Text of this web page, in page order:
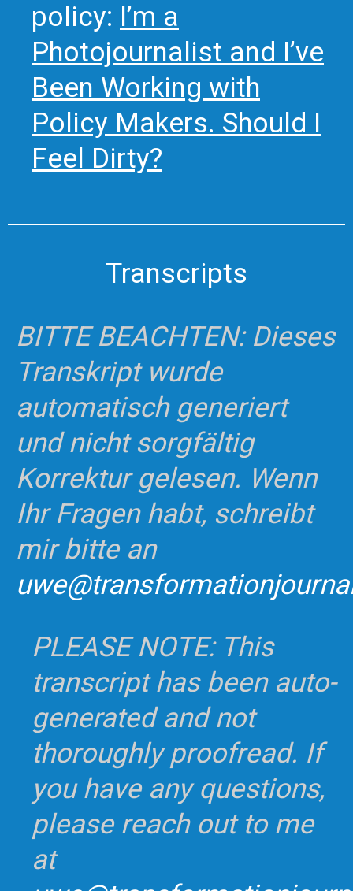
policy: I’m a
Photojournalist and I’ve
Been Working with
Policy Makers. Should I
Feel Dirty?
Transcripts
BITTE BEACHTEN: Dieses
Transkript wurde
automatisch generiert
und nicht sorgfältig
Korrektur gelesen. Wenn
Ihr Fragen habt, schreibt
mir bitte an
PLEASE NOTE: This
transcript has been auto-
generated and not
thoroughly proofread. If
you have any questions,
please reach out to me
at